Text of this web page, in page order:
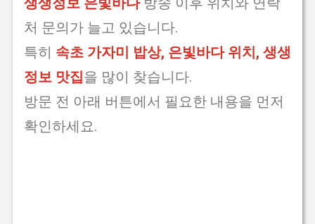
처 문의가 늘고 있습니다.
특히 속초 가자미 밥상, 은빛바다 위치, 생생
정보 맛집을 많이 찾습니다.
방문 전 아래 버튼에서 필요한 내용을 먼저
확인하세요.